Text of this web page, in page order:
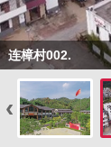
连樟村002.
‹